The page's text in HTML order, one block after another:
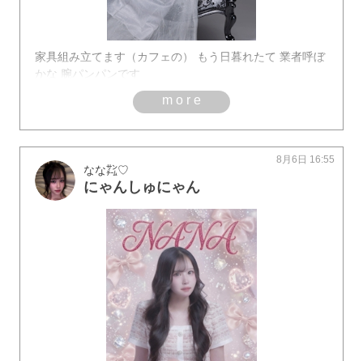
家具組み立てます（カフェの） もう日暮れたて 業者呼ぼ
かな 腕パンパンです
more
なな㌠♡
にゃんしゅにゃん
8月6日 16:55